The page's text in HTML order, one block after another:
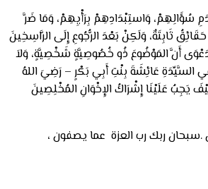
سُؤَالِهِمْ، وَاستِبْدَادِهِمْ بِرَأْيِهِمْ، وَمَا ضَرَّ
ثَابِتَةٌ، وَلَكِنْ بَعْدَ الرُّجُوعِ إِلَى الرَّاسِخِينَ
أَنَّ المَوْضُوعَ ذُو خُصُوصِيَّةٍ شَخْصِيَّةٍ، وَلاَ
السَّيِّدَةِ عَائِشَةَ بِنْتِ أَبِي بَكْرٍ – رَضِيَ اللهُ
يَجِبُ عَلَيْنَا إِشْرَاكُ الإِخْوَانِ المُخْلِصِينَ
.سبحان ربك رب العزة عما يصفون ،